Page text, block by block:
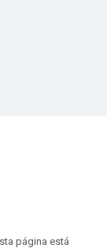
página está